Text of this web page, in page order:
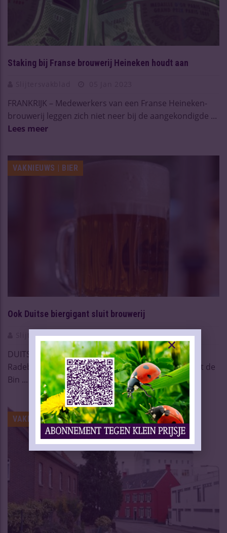
Staking bij Franse brouwerij Heineken houdt aan
FRANKRIJK – Medewerkers van een Franse Heineken-
brouwerij leggen zich niet neer bij de aangekondigde ...
Lees meer
VAKNIEUWS | BIER
Ook Duitse biergigant sluit brouwerij
Slijtersvakblad 29 Sep 2022
DUITSLAND – Duitslands grootste bierproducent
Radeberger heeft vandaag bekend gemaakt dat het de
Bin ...
Lees meer
VAKNIEUWS | BIER